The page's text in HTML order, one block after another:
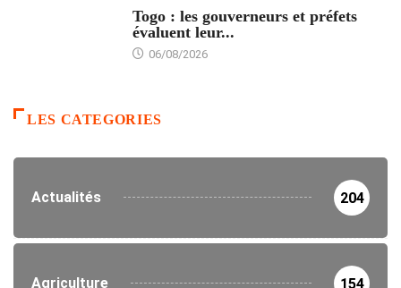
Togo : les gouverneurs et préfets
évaluent leur...
06/08/2026
LES CATEGORIES
Actualités 204
Agriculture 154